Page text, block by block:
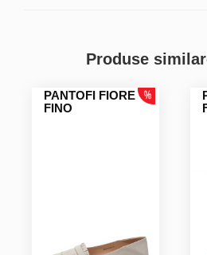
Produse
PANTOFI FIORE
FINO